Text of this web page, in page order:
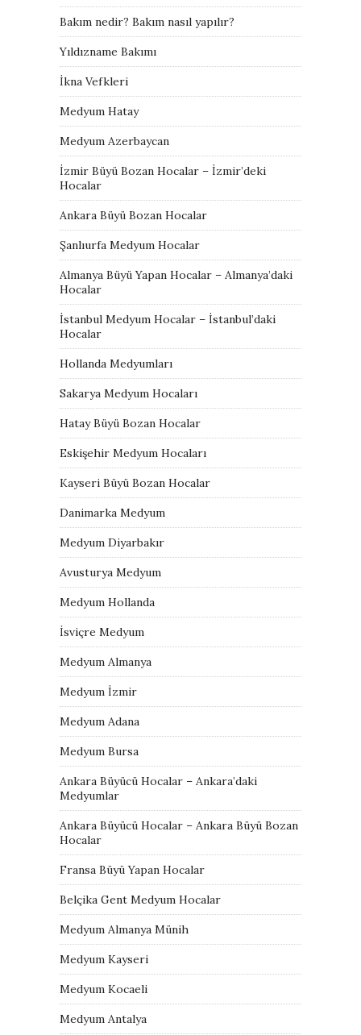
Bakım nedir? Bakım nasıl yapılır?
Yıldızname Bakımı
İkna Vefkleri
Medyum Hatay
Medyum Azerbaycan
İzmir Büyü Bozan Hocalar – İzmir’deki
Hocalar
Ankara Büyü Bozan Hocalar
Şanlıurfa Medyum Hocalar
Almanya Büyü Yapan Hocalar – Almanya’daki
Hocalar
İstanbul Medyum Hocalar – İstanbul’daki
Hocalar
Hollanda Medyumları
Sakarya Medyum Hocaları
Hatay Büyü Bozan Hocalar
Eskişehir Medyum Hocaları
Kayseri Büyü Bozan Hocalar
Danimarka Medyum
Medyum Diyarbakır
Avusturya Medyum
Medyum Hollanda
İsviçre Medyum
Medyum Almanya
Medyum İzmir
Medyum Adana
Medyum Bursa
Ankara Büyücü Hocalar – Ankara’daki
Medyumlar
Ankara Büyücü Hocalar – Ankara Büyü Bozan
Hocalar
Fransa Büyü Yapan Hocalar
Belçika Gent Medyum Hocalar
Medyum Almanya Münih
Medyum Kayseri
Medyum Kocaeli
Medyum Antalya